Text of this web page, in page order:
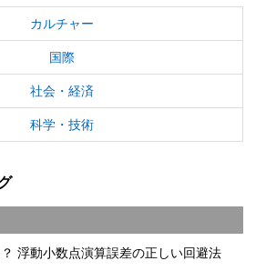
カルチャー
国際
社会・経済
科学・技術
浮動小数点演算誤差の正しい回避法